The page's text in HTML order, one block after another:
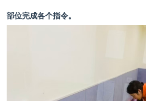
部位完成各个指令。